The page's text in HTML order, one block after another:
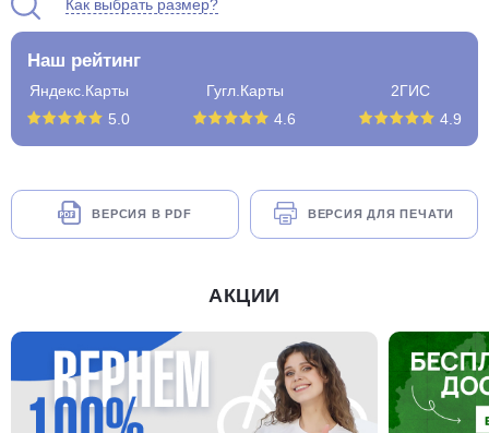
Как выбрать размер?
Наш рейтинг
Яндекс.Карты
5.0
Гугл.Карты
4.6
2ГИС
4.9
ВЕРСИЯ В PDF ВЕРСИЯ ДЛЯ ПЕЧАТИ
АКЦИИ